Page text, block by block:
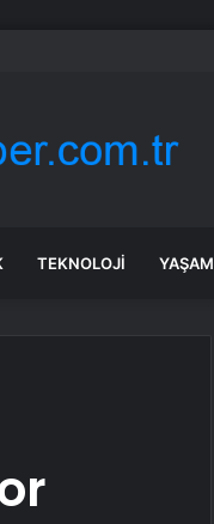
TEKNOLOJI YAŞAM